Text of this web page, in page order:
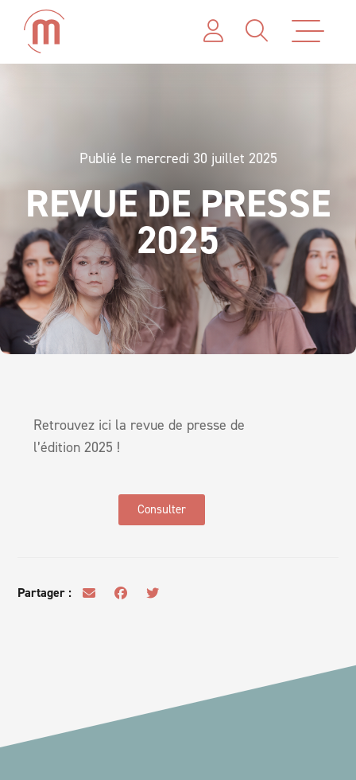
Publié le mercredi 30 juillet 2025
REVUE DE PRESSE
2025
Retrouvez ici la revue de presse de
l’édition 2025 !
Consulter
Partager :